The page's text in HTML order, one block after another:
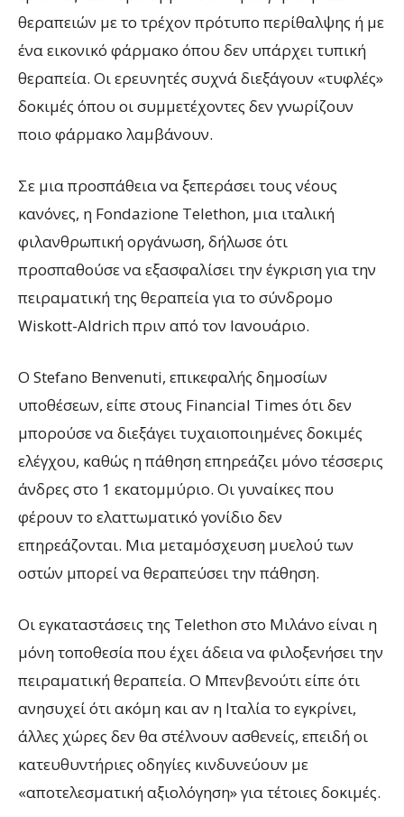
θεραπειών με το τρέχον πρότυπο περίθαλψης ή με
ένα εικονικό φάρμακο όπου δεν υπάρχει τυπική
θεραπεία. Οι ερευνητές συχνά διεξάγουν «τυφλές»
δοκιμές όπου οι συμμετέχοντες δεν γνωρίζουν
ποιο φάρμακο λαμβάνουν.
Σε μια προσπάθεια να ξεπεράσει τους νέους
κανόνες, η Fondazione Telethon, μια ιταλική
φιλανθρωπική οργάνωση, δήλωσε ότι
προσπαθούσε να εξασφαλίσει την έγκριση για την
πειραματική της θεραπεία για το σύνδρομο
Wiskott-Aldrich πριν από τον Ιανουάριο.
Ο Stefano Benvenuti, επικεφαλής δημοσίων
υποθέσεων, είπε στους Financial Times ότι δεν
μπορούσε να διεξάγει τυχαιοποιημένες δοκιμές
ελέγχου, καθώς η πάθηση επηρεάζει μόνο τέσσερις
άνδρες στο 1 εκατομμύριο. Οι γυναίκες που
φέρουν το ελαττωματικό γονίδιο δεν
επηρεάζονται. Μια μεταμόσχευση μυελού των
οστών μπορεί να θεραπεύσει την πάθηση.
Οι εγκαταστάσεις της Telethon στο Μιλάνο είναι η
μόνη τοποθεσία που έχει άδεια να φιλοξενήσει την
πειραματική θεραπεία. Ο Μπενβενούτι είπε ότι
ανησυχεί ότι ακόμη και αν η Ιταλία το εγκρίνει,
άλλες χώρες δεν θα στέλνουν ασθενείς, επειδή οι
κατευθυντήριες οδηγίες κινδυνεύουν με
«αποτελεσματική αξιολόγηση» για τέτοιες δοκιμές.